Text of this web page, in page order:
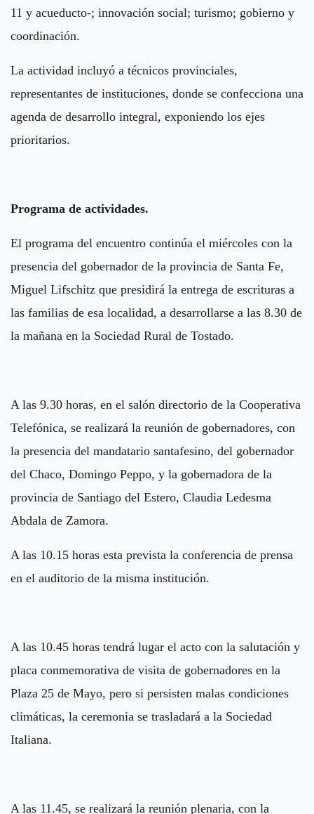
11 y acueducto-; innovación social; turismo; gobierno y
coordinación.
La actividad incluyó a técnicos provinciales,
representantes de instituciones, donde se confecciona una
agenda de desarrollo integral, exponiendo los ejes
prioritarios.
Programa de actividades.
El programa del encuentro continúa el miércoles con la
presencia del gobernador de la provincia de Santa Fe,
Miguel Lifschitz que presidirá la entrega de escrituras a
las familias de esa localidad, a desarrollarse a las 8.30 de
la mañana en la Sociedad Rural de Tostado.
A las 9.30 horas, en el salón directorio de la Cooperativa
Telefónica, se realizará la reunión de gobernadores, con
la presencia del mandatario santafesino, del gobernador
del Chaco, Domingo Peppo, y la gobernadora de la
provincia de Santiago del Estero, Claudia Ledesma
Abdala de Zamora.
A las 10.15 horas esta prevista la conferencia de prensa
en el auditorio de la misma institución.
A las 10.45 horas tendrá lugar el acto con la salutación y
placa conmemorativa de visita de gobernadores en la
Plaza 25 de Mayo, pero si persisten malas condiciones
climáticas, la ceremonia se trasladará a la Sociedad
Italiana.
A las 11.45, se realizará la reunión plenaria, con la